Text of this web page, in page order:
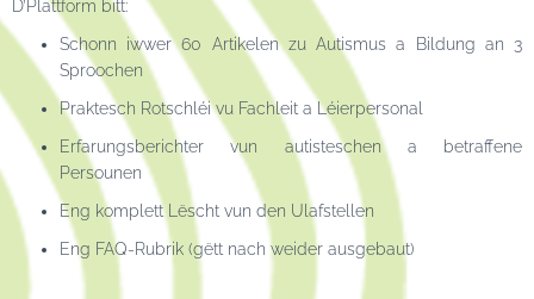
D’Plattform bitt:
Schonn iwwer 60 Artikelen zu Autismus a Bildung an 3
Sproochen
Praktesch Rotschléi vu Fachleit a Léierpersonal
Erfarungsberichter vun autisteschen a betraffene
Persounen
Eng komplett Lëscht vun den Ulafstellen
Eng FAQ-Rubrik (gëtt nach weider ausgebaut)